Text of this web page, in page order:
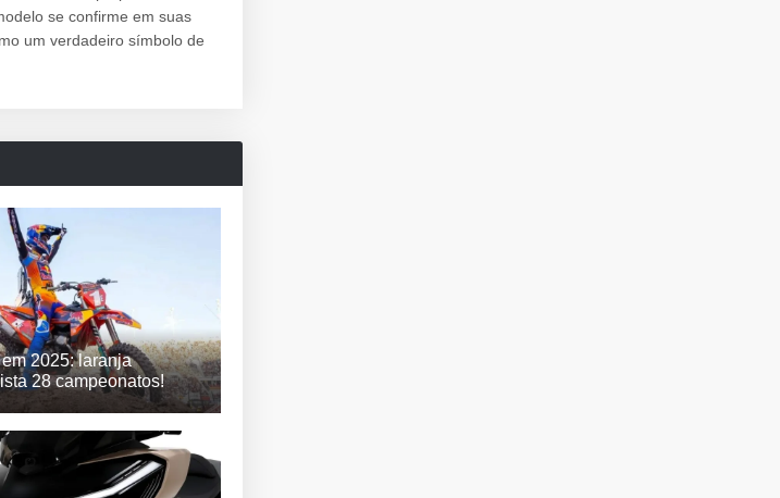
se confirme em suas
um verdadeiro símbolo de
2025: laranja
28 campeonatos!